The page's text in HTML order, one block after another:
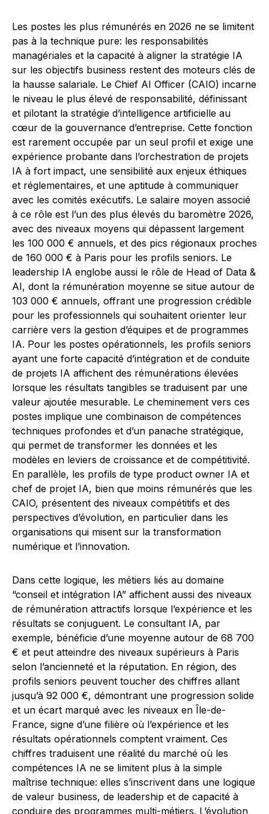
Les postes les plus rémunérés en 2026 ne se limitent
pas à la technique pure: les responsabilités
managériales et la capacité à aligner la stratégie IA
sur les objectifs business restent des moteurs clés de
la hausse salariale. Le Chief AI Officer (CAIO) incarne
le niveau le plus élevé de responsabilité, définissant
et pilotant la stratégie d’intelligence artificielle au
cœur de la gouvernance d’entreprise. Cette fonction
est rarement occupée par un seul profil et exige une
expérience probante dans l’orchestration de projets
IA à fort impact, une sensibilité aux enjeux éthiques
et réglementaires, et une aptitude à communiquer
avec les comités exécutifs. Le salaire moyen associé
à ce rôle est l’un des plus élevés du baromètre 2026,
avec des niveaux moyens qui dépassent largement
les 100 000 € annuels, et des pics régionaux proches
de 160 000 € à Paris pour les profils seniors. Le
leadership IA englobe aussi le rôle de Head of Data &
AI, dont la rémunération moyenne se situe autour de
103 000 € annuels, offrant une progression crédible
pour les professionnels qui souhaitent orienter leur
carrière vers la gestion d’équipes et de programmes
IA. Pour les postes opérationnels, les profils seniors
ayant une forte capacité d’intégration et de conduite
de projets IA affichent des rémunérations élevées
lorsque les résultats tangibles se traduisent par une
valeur ajoutée mesurable. Le cheminement vers ces
postes implique une combinaison de compétences
techniques profondes et d’un panache stratégique,
qui permet de transformer les données et les
modèles en leviers de croissance et de compétitivité.
En parallèle, les profils de type product owner IA et
chef de projet IA, bien que moins rémunérés que les
CAIO, présentent des niveaux compétitifs et des
perspectives d’évolution, en particulier dans les
organisations qui misent sur la transformation
numérique et l’innovation.
Dans cette logique, les métiers liés au domaine
“conseil et intégration IA” affichent aussi des niveaux
de rémunération attractifs lorsque l’expérience et les
résultats se conjuguent. Le consultant IA, par
exemple, bénéficie d’une moyenne autour de 68 700
€ et peut atteindre des niveaux supérieurs à Paris
selon l’ancienneté et la réputation. En région, des
profils seniors peuvent toucher des chiffres allant
jusqu’à 92 000 €, démontrant une progression solide
et un écart marqué avec les niveaux en Île-de-
France, signe d’une filière où l’expérience et les
résultats opérationnels comptent vraiment. Ces
chiffres traduisent une réalité du marché où les
compétences IA ne se limitent plus à la simple
maîtrise technique: elles s’inscrivent dans une logique
de valeur business, de leadership et de capacité à
conduire des programmes multi-métiers. L’évolution